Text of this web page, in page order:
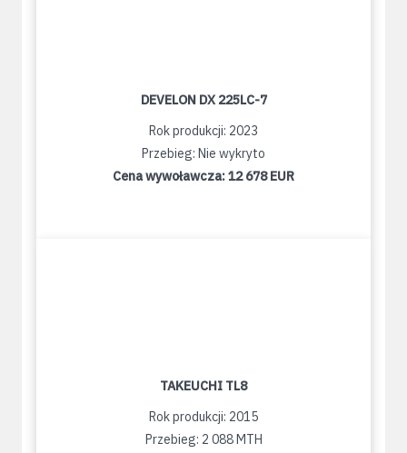
DEVELON DX 225LC-7
Rok produkcji: 2023
Przebieg: Nie wykryto
Cena wywoławcza:12 678 EUR
TAKEUCHI TL8
Rok produkcji: 2015
Przebieg: 2 088 MTH